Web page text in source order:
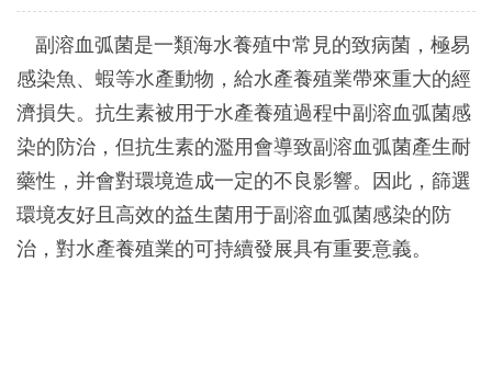
副溶血弧菌是一類海水養殖中常見的致病菌，極易
感染魚、蝦等水產動物，給水產養殖業帶來重大的經
濟損失。抗生素被用于水產養殖過程中副溶血弧菌感
染的防治，但抗生素的濫用會導致副溶血弧菌產生耐
藥性，并會對環境造成一定的不良影響。因此，篩選
環境友好且高效的益生菌用于副溶血弧菌感染的防
治，對水產養殖業的可持續發展具有重要意義。